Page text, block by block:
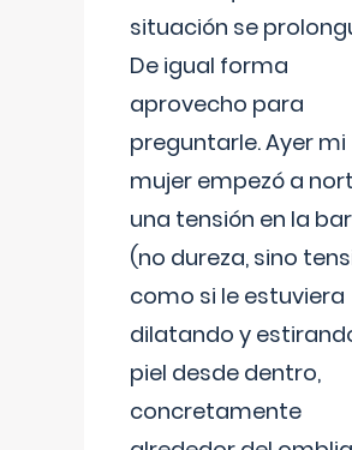
situación se
De igual forma
aprovecho para
preguntarle. Ayer mi
mujer empezó a
una tensión en la
(no dureza, sino
como si le estuviera
dilatando y
piel desde dentro,
concretamente